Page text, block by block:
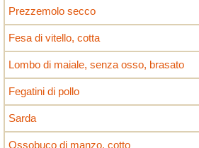
Prezzemolo secco
Fesa di vitello, cotta
Lombo di maiale, senza osso, brasato
Fegatini di pollo
Sarda
Ossobuco di manzo, cotto